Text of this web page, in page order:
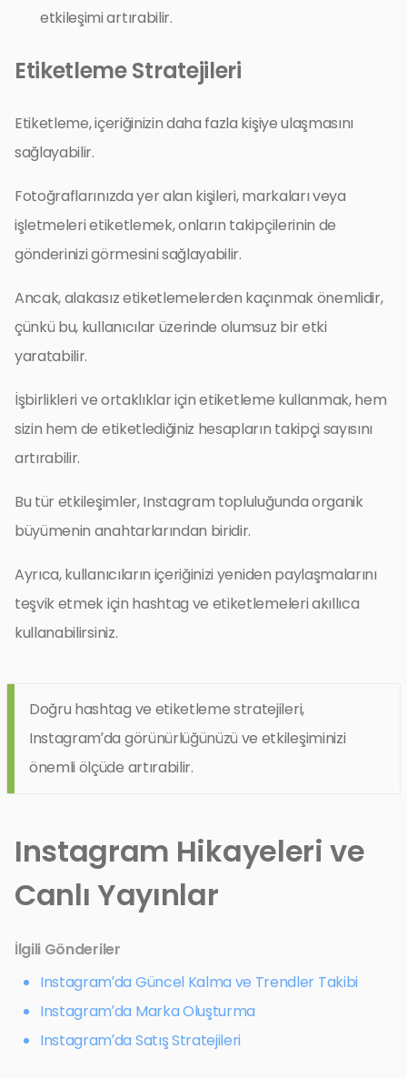
etkileşimi artırabilir.
Etiketleme Stratejileri
Etiketleme, içeriğinizin daha fazla kişiye ulaşmasını
sağlayabilir.
Fotoğraflarınızda yer alan kişileri, markaları veya
işletmeleri etiketlemek, onların takipçilerinin de
gönderinizi görmesini sağlayabilir.
Ancak, alakasız etiketlemelerden kaçınmak önemlidir,
çünkü bu, kullanıcılar üzerinde olumsuz bir etki
yaratabilir.
İşbirlikleri ve ortaklıklar için etiketleme kullanmak, hem
sizin hem de etiketlediğiniz hesapların takipçi sayısını
artırabilir.
Bu tür etkileşimler, Instagram topluluğunda organik
büyümenin anahtarlarından biridir.
Ayrıca, kullanıcıların içeriğinizi yeniden paylaşmalarını
teşvik etmek için hashtag ve etiketlemeleri akıllıca
kullanabilirsiniz.
Doğru hashtag ve etiketleme stratejileri,
Instagram’da görünürlüğünüzü ve etkileşiminizi
önemli ölçüde artırabilir.
Instagram Hikayeleri ve
Canlı Yayınlar
İlgili Gönderiler
Instagram’da Güncel Kalma ve Trendler Takibi
Instagram’da Marka Oluşturma
Instagram’da Satış Stratejileri